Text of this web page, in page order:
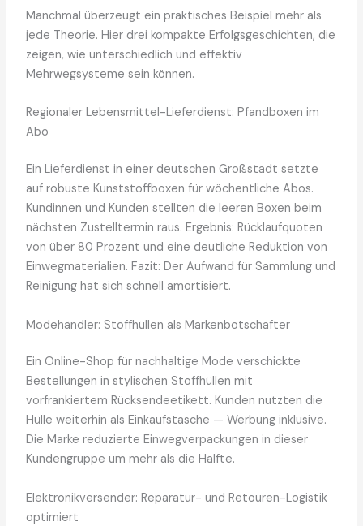
Manchmal überzeugt ein praktisches Beispiel mehr als
jede Theorie. Hier drei kompakte Erfolgsgeschichten, die
zeigen, wie unterschiedlich und effektiv
Mehrwegsysteme sein können.
Regionaler Lebensmittel-Lieferdienst: Pfandboxen im
Abo
Ein Lieferdienst in einer deutschen Großstadt setzte
auf robuste Kunststoffboxen für wöchentliche Abos.
Kundinnen und Kunden stellten die leeren Boxen beim
nächsten Zustelltermin raus. Ergebnis: Rücklaufquoten
von über 80 Prozent und eine deutliche Reduktion von
Einwegmaterialien. Fazit: Der Aufwand für Sammlung und
Reinigung hat sich schnell amortisiert.
Modehändler: Stoffhüllen als Markenbotschafter
Ein Online-Shop für nachhaltige Mode verschickte
Bestellungen in stylischen Stoffhüllen mit
vorfrankiertem Rücksendeetikett. Kunden nutzten die
Hülle weiterhin als Einkaufstasche — Werbung inklusive.
Die Marke reduzierte Einwegverpackungen in dieser
Kundengruppe um mehr als die Hälfte.
Elektronikversender: Reparatur- und Retouren-Logistik
optimiert